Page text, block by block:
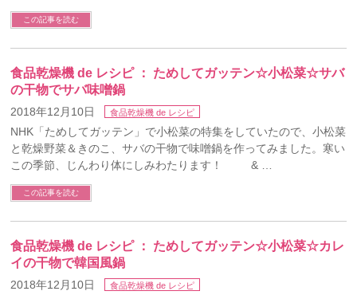
この記事を読む
食品乾燥機 de レシピ ： ためしてガッテン☆小松菜☆サバ
の干物でサバ味噌鍋
2018年12月10日 食品乾燥機 de レシピ
NHK「ためしてガッテン」で小松菜の特集をしていたので、小松菜
と乾燥野菜＆きのこ、サバの干物で味噌鍋を作ってみました。寒い
この季節、じんわり体にしみわたります！ & …
この記事を読む
食品乾燥機 de レシピ ： ためしてガッテン☆小松菜☆カレ
イの干物で韓国風鍋
2018年12月10日 食品乾燥機 de レシピ